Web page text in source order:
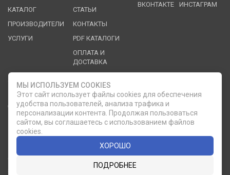
КАТАЛОГ
ПРОИЗВОДИТЕЛИ
УСЛУГИ
СТАТЬИ
КОНТАКТЫ
PDF КАТАЛОГИ
ОПЛАТА И
ДОСТАВКА
ВКОНТАКТЕ ИНСТАГРАМ
Служба клиентской поддержки
ОБРАТНЫЙ ЗВОНОК phone
8 (812) 335-21-16
8 (812) 335-21-17 7 (911) 947-43-48
© 2007 — 2026 Компания «Мир Посуды». Все права
МЫ ИСПОЛЬЗУЕМ COOKIES
Этот сайт использует файлы cookies для обеспечения
удобства пользователей, анализа трафика и
персонализации контента. Продолжая пользоваться
сайтом, вы соглашаетесь с использованием файлов
cookies.
ХОРОШО
ПОДРОБНЕЕ